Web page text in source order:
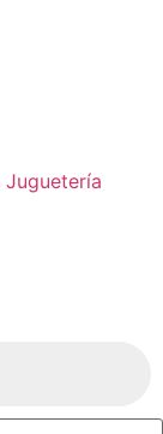
Juguetería